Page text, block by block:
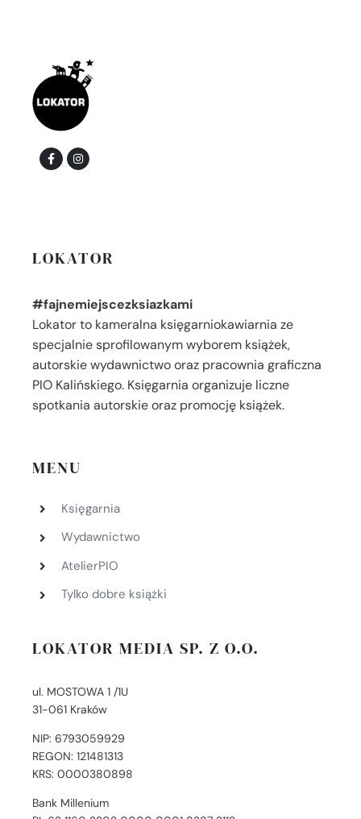
LOKATOR
#fajnemiejscezksiazkami
Lokator to kameralna księgarniokawiarnia ze
specjalnie sprofilowanym wyborem książek,
autorskie wydawnictwo oraz pracownia graficzna
PIO Kalińskiego. Księgarnia organizuje liczne
spotkania autorskie oraz promocję książek.
MENU
Księgarnia
Wydawnictwo
AtelierPIO
Tylko dobre książki
LOKATOR MEDIA SP. Z O.O.
ul. MOSTOWA 1 /1U
31-061 Kraków
NIP: 6793059929
REGON: 121481313
KRS: 0000380898
Bank Millenium